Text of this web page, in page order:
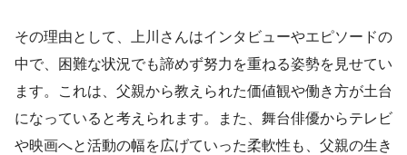
その理由として、上川さんはインタビューやエピソードの
中で、困難な状況でも諦めず努力を重ねる姿勢を見せてい
ます。これは、父親から教えられた価値観や働き方が土台
になっていると考えられます。また、舞台俳優からテレビ
や映画へと活動の幅を広げていった柔軟性も、父親の生き